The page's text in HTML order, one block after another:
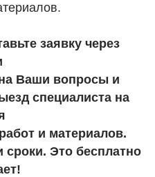
заявку через
Ваши вопросы и
специалиста на
и материалов.
Это бесплатно